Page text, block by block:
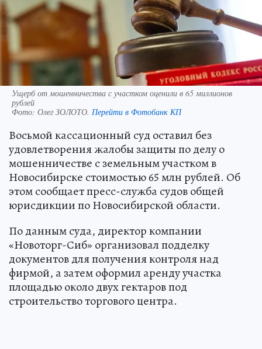
Ущерб от мошенничества с участком оценили в 65 миллионов
рублей
Фото: Олег ЗОЛОТО. Перейти в Фотобанк КП
Восьмой кассационный суд оставил без
удовлетворения жалобы защиты по делу о
мошенничестве с земельным участком в
Новосибирске стоимостью 65 млн рублей. Об
этом сообщает пресс-служба судов общей
юрисдикции по Новосибирской области.
По данным суда, директор компании
«Новоторг-Сиб» организовал подделку
документов для получения контроля над
фирмой, а затем оформил аренду участка
площадью около двух гектаров под
строительство торгового центра.